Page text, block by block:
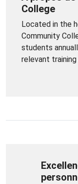
College
Located in the
Community
students
relevant